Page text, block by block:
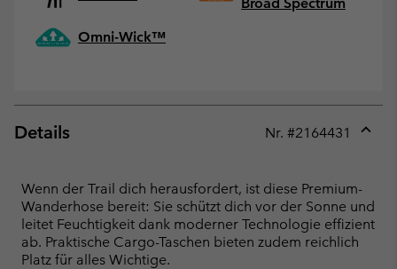
Omni-Wick™
Details Nr. #2164431
Wenn der Trail dich herausfordert, ist diese Premium-
Wanderhose bereit: Sie schützt dich vor der Sonne und
leitet Feuchtigkeit dank moderner Technologie effizient
ab. Praktische Cargo-Taschen bieten zudem reichlich
Platz für alles Wichtige.